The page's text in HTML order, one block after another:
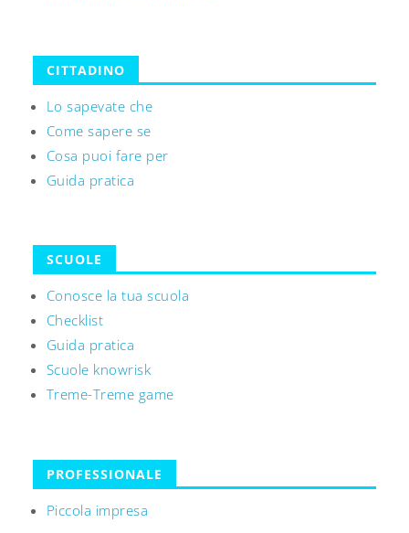
CITTADINO
Lo sapevate che
Come sapere se
Cosa puoi fare per
Guida pratica
SCUOLE
Conosce la tua scuola
Checklist
Guida pratica
Scuole knowrisk
Treme-Treme game
PROFESSIONALE
Piccola impresa